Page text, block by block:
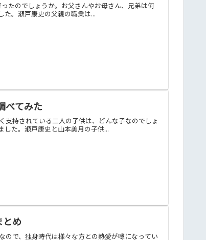
たのでしょうか。お父さんやお母さん、兄弟は何
。瀬戸康史の父親の職業は...
べてみた
持されている二人の子供は、どんな子なのでしょ
た。瀬戸康史と山本美月の子供...
とめ
で、独身時代は様々な方との熱愛が噂になってい